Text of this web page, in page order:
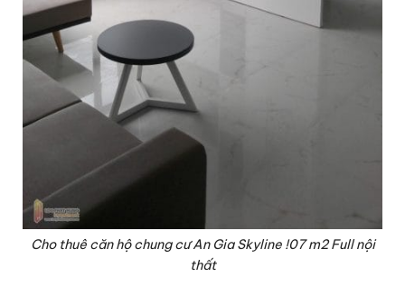
Cho thuê căn hộ chung cư An Gia Skyline !07 m2 Full nội
thất